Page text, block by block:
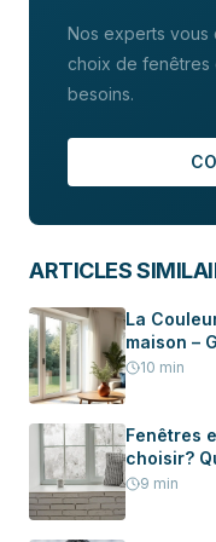
acheter sans
modèle.
Nos experts vous
choix de fenêtres
besoins.
ARTICLES
La
maison –
10 min
Fenêtres
choisir?
pour votre
9 min